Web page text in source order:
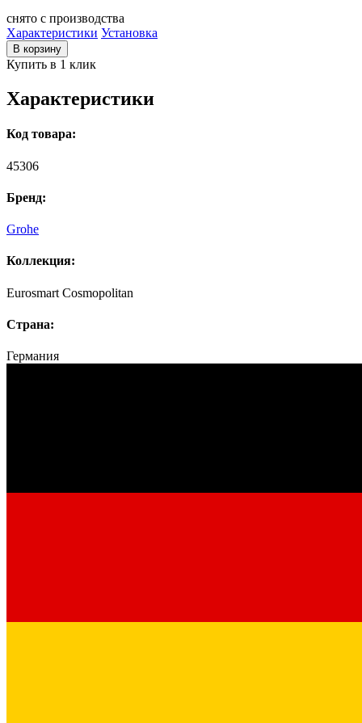
снято с производства
Характеристики Установка
В корзину
Купить в 1 клик
Характеристики
Код товара:
45306
Бренд:
Grohe
Коллекция:
Eurosmart Cosmopolitan
Страна:
Германия